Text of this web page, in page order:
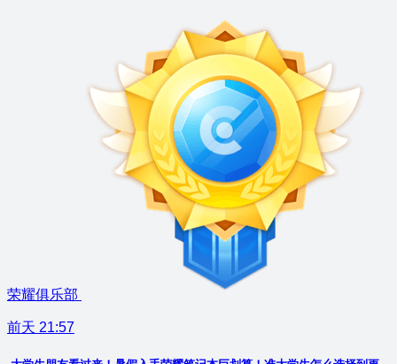
荣耀俱乐部
前天 21:57